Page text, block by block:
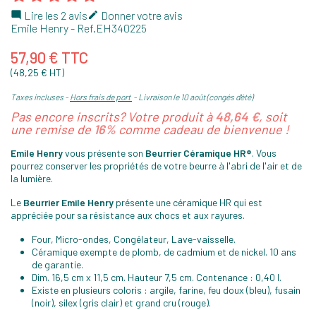
 Lire les 2 avis Donner votre avis
Emile Henry- Ref.EH340225
57,90 € TTC
(48,25 € HT)
Taxes incluses Hors frais de port Livraison le 10 août (congés d'été)
Pas encore inscrits? Votre produit à48,64 €, soit
une remise de 16% comme cadeau de bienvenue !
Emile Henryvous présente son Beurrier Céramique HR®. Vous
pourrez conserver les propriétés de votre beurre à l'abri de l'air et de
la lumière.
Le Beurrier Emile Henry présente une céramique HR qui est
appréciée pour sa résistance aux chocs et aux rayures.
Four, Micro-ondes, Congélateur, Lave-vaisselle.
Céramique exempte de plomb, de cadmium et de nickel. 10 ans
de garantie.
Dim. 16,5 cm x 11,5 cm. Hauteur 7,5 cm. Contenance : 0,40 l.
Existe en plusieurs coloris : argile, farine, feu doux (bleu), fusain
(noir), silex (gris clair) et grand cru (rouge).